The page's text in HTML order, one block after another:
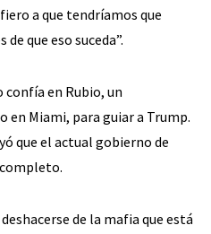
a que tendríamos que
que eso suceda”.
en Rubio, un
en Miami, para guiar a Trump.
que el actual gobierno de
de la mafia que está